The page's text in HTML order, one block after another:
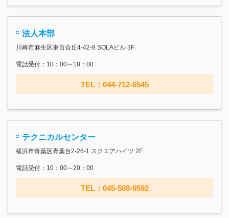
法人本部
川崎市麻生区東百合丘4-42-8 SOLAビル 3F
電話受付：10：00～18：00
TEL：044-712-6545
テクニカルセンター
横浜市青葉区青葉台2-26-1 スクエアハイツ 2F
電話受付：10：00～20：00
TEL：045-508-9592